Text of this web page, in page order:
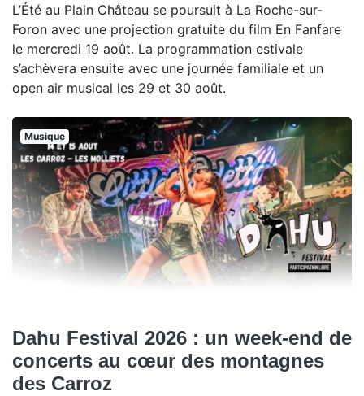
L’Été au Plain Château se poursuit à La Roche-sur-
Foron avec une projection gratuite du film En Fanfare
le mercredi 19 août. La programmation estivale
s’achèvera ensuite avec une journée familiale et un
open air musical les 29 et 30 août.
Musique
Dahu Festival 2026 : un week-end de
concerts au cœur des montagnes
des Carroz